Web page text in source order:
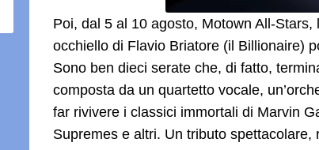
Poi, dal 5 al 10 agosto, Motown
occhiello di Flavio Briatore (il Billionaire)
Sono ben dieci serate che, di fatto,
composta da un quartetto vocale,
far rivivere i classici immortali di Marvin
Supremes e altri. Un tributo